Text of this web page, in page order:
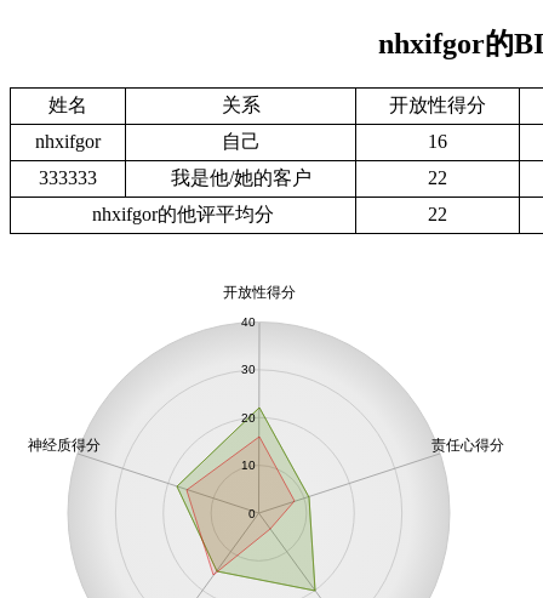
nhxifgor的
姓名 关系
开放性得分
nhxifgor
自己
16
333333
我是他/她的客户
22
nhxifgor的他评平均分
22
0
10
20
30
40
开放性得分
责任心得分
神经质得分